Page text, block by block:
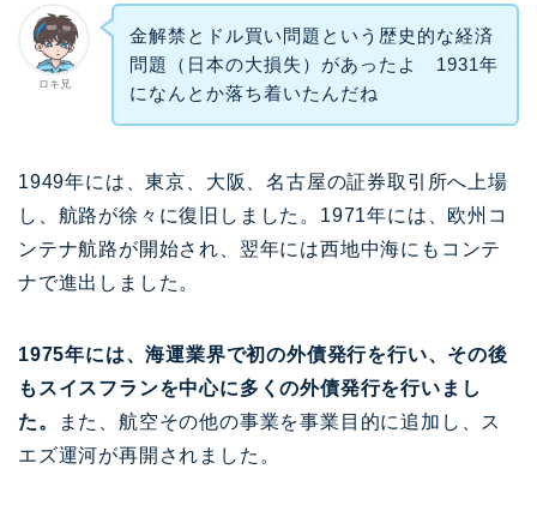
ロキ兄
金解禁とドル買い問題という歴史的な経済
問題（日本の大損失）があったよ 1931年
になんとか落ち着いたんだね
1949年には、東京、大阪、名古屋の証券取引所へ上場
し、航路が徐々に復旧しました。1971年には、欧州コ
ンテナ航路が開始され、翌年には西地中海にもコンテ
ナで進出しました。
1975年には、海運業界で初の外債発行を行い、その後
もスイスフランを中心に多くの外債発行を行いまし
た。
また、航空その他の事業を事業目的に追加し、ス
エズ運河が再開されました。